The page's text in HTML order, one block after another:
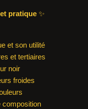
pratique ✨
et son utilité
et tertiaires
noir
froides
composition